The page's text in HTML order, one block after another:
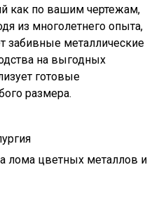
как по вашим чертежам,
из многолетнего опыта,
забивные металлические
на выгодных
готовые
размера.
лома цветных металлов и